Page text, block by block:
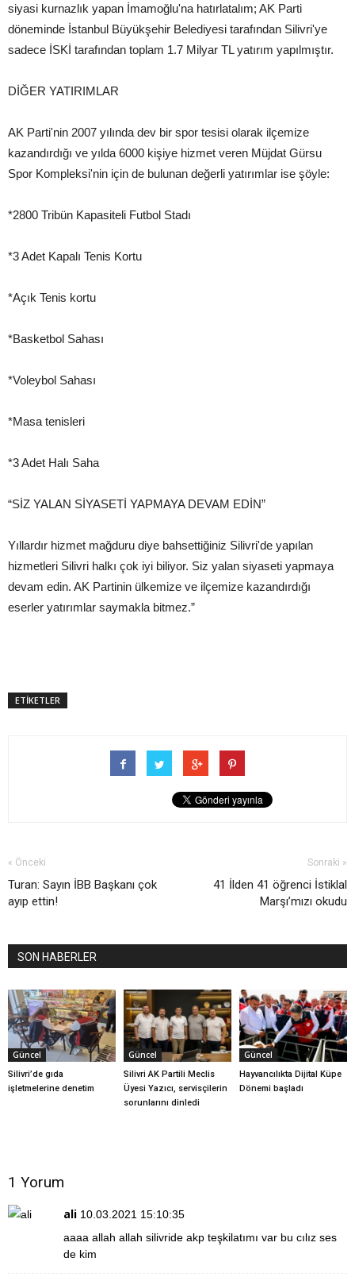
siyasi kurnazlık yapan İmamoğlu'na hatırlatalım; AK Parti
döneminde İstanbul Büyükşehir Belediyesi tarafından Silivri'ye
sadece İSKİ tarafından toplam 1.7 Milyar TL yatırım yapılmıştır.
DİĞER YATIRIMLAR
AK Parti'nin 2007 yılında dev bir spor tesisi olarak ilçemize
kazandırdığı ve yılda 6000 kişiye hizmet veren Müjdat Gürsu
Spor Kompleksi'nin için de bulunan değerli yatırımlar ise şöyle:
*2800 Tribün Kapasiteli Futbol Stadı
*3 Adet Kapalı Tenis Kortu
*Açık Tenis kortu
*Basketbol Sahası
*Voleybol Sahası
*Masa tenisleri
*3 Adet Halı Saha
“SİZ YALAN SİYASETİ YAPMAYA DEVAM EDİN”
Yıllardır hizmet mağduru diye bahsettiğiniz Silivri'de yapılan
hizmetleri Silivri halkı çok iyi biliyor. Siz yalan siyaseti yapmaya
devam edin. AK Partinin ülkemize ve ilçemize kazandırdığı
eserler yatırımlar saymakla bitmez.”
ETİKETLER
« Önceki
Turan: Sayın İBB Başkanı çok
ayıp ettin!
Sonraki »
41 İlden 41 öğrenci İstiklal
Marşı’mızı okudu
SON HABERLER
Güncel
Silivri’de gıda
işletmelerine denetim
Güncel
Silivri AK Partili Meclis
Üyesi Yazıcı, servisçilerin
sorunlarını dinledi
Güncel
Hayvancılıkta Dijital Küpe
Dönemi başladı
1 Yorum
ali 10.03.2021 15:10:35
aaaa allah allah silivride akp teşkilatımı var bu cılız ses
de kim